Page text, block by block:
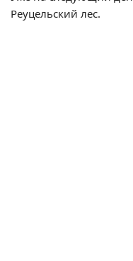
Реуцельский лес.